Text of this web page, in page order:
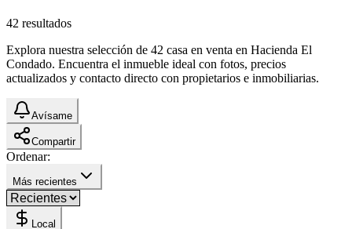
42 resultados
Explora nuestra selección de 42 casa en venta en Hacienda El
Condado. Encuentra el inmueble ideal con fotos, precios
actualizados y contacto directo con propietarios e inmobiliarias.
Avísame
Compartir
Ordenar:
Más recientes
Local